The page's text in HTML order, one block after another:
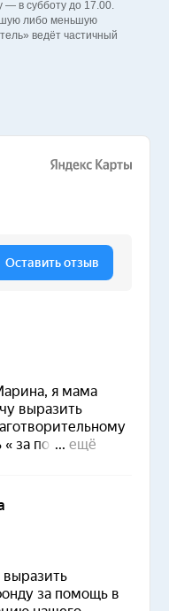
— в субботу до 17.00.
либо меньшую
ведёт частичный